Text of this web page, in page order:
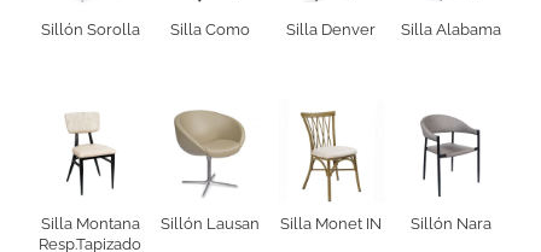
Sillón Sorolla Silla Como Silla Denver Silla Alabama
Silla Montana
Resp.Tapizado
Sillón Lausan Silla Monet IN Sillón Nara